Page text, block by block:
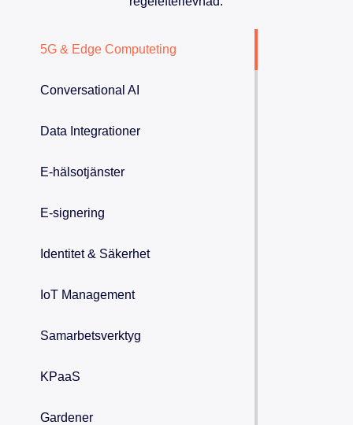
5G & Edge Computeting
Conversational AI
Data Integrationer
E-hälsotjänster
E-signering
Identitet & Säkerhet
IoT Management
Samarbetsverktyg
KPaaS
Gardener